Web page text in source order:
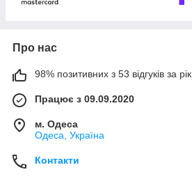
Про нас
98% позитивних з 53 відгуків за рік
Працює з 09.09.2020
м. Одеса
Одеса, Україна
Контакти